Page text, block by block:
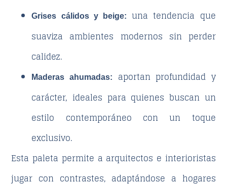
Grises cálidos y beige:
una tendencia que
suaviza ambientes modernos sin perder
calidez.
Maderas ahumadas:
aportan profundidad y
carácter, ideales para quienes buscan un
estilo contemporáneo con un toque
exclusivo.
Esta paleta permite a arquitectos e interioristas
jugar con contrastes, adaptándose a hogares